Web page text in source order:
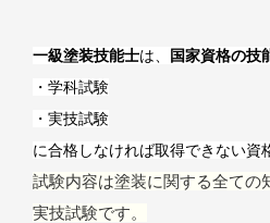
一級塗装技能士は、 国家資格の技
・学科試験
・実技試験
に合格しなければ取得できない資
試験内容は塗装に関する全ての
実技試験です。